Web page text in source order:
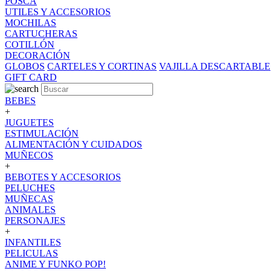
UTILES Y ACCESORIOS
MOCHILAS
CARTUCHERAS
COTILLÓN
DECORACIÓN
GLOBOS CARTELES Y CORTINAS VAJILLA DESCARTABLE
GIFT CARD
BEBES
+
JUGUETES
ESTIMULACIÓN
ALIMENTACIÓN Y CUIDADOS
MUÑECOS
+
BEBOTES Y ACCESORIOS
PELUCHES
MUÑECAS
ANIMALES
PERSONAJES
+
INFANTILES
PELICULAS
ANIME Y FUNKO POP!